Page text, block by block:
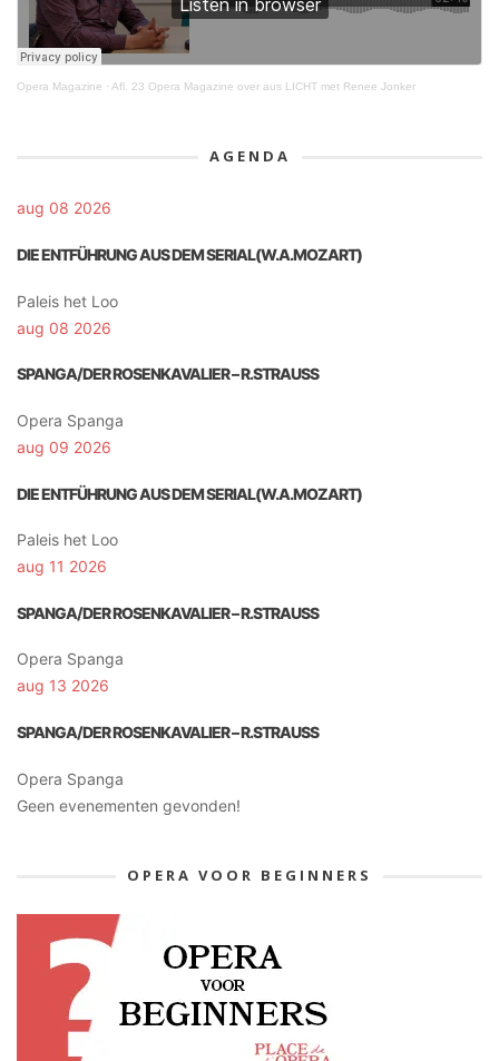
Opera Magazine · Afl. 23 Opera Magazine over aus LICHT met Renee Jonker
AGENDA
aug 08 2026
DIE ENTFÜHRUNG AUS DEM SERIAL(W.A.MOZART)
Paleis het Loo
aug 08 2026
SPANGA/DER ROSENKAVALIER – R.STRAUSS
Opera Spanga
aug 09 2026
DIE ENTFÜHRUNG AUS DEM SERIAL(W.A.MOZART)
Paleis het Loo
aug 11 2026
SPANGA/DER ROSENKAVALIER – R.STRAUSS
Opera Spanga
aug 13 2026
SPANGA/DER ROSENKAVALIER – R.STRAUSS
Opera Spanga
Geen evenementen gevonden!
OPERA VOOR BEGINNERS